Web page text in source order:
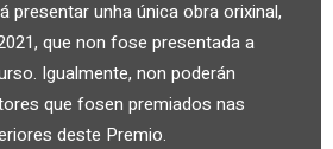
presentar unha única obra orixinal,
que non fose presentada a
Igualmente, non poderán
que fosen premiados nas
deste Premio.